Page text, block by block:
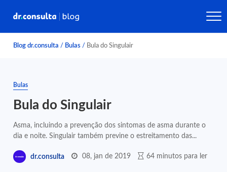
Blog dr.consulta / Bulas / Bula do Singulair
Bulas
Bula do Singulair
Asma, incluindo a prevenção dos sintomas de asma durante o
dia e noite. Singulair também previne o estreitamento das...
dr.consulta 08, jan de 2019 64 minutos para ler